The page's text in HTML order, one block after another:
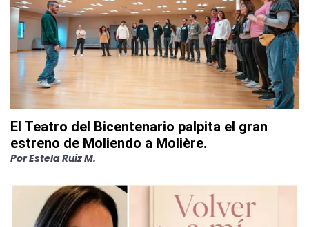
El Teatro del Bicentenario palpita el gran
estreno de Moliendo a Molière.
PorEstela Ruiz M.